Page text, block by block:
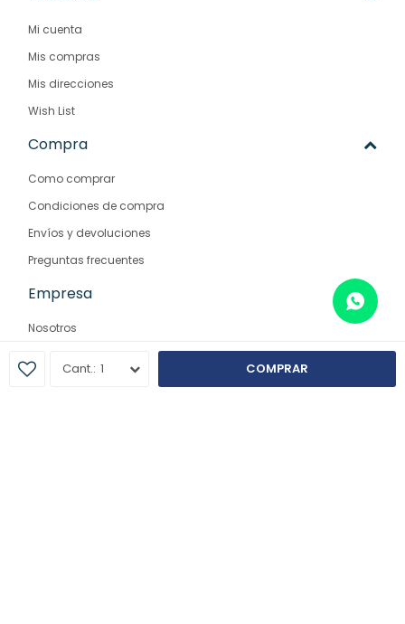
1 COMPRAR
Mi cuenta
Mis compras
Mis direcciones
Wish List
Compra
Como comprar
Condiciones de compra
Envíos y devoluciones
Preguntas frecuentes
Empresa
Nosotros